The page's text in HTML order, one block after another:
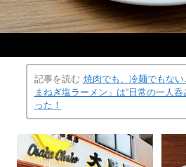
記事を読む 焼肉でも、冷麺でもな
まねぎ塩ラーメン」は“日常の一人
った！